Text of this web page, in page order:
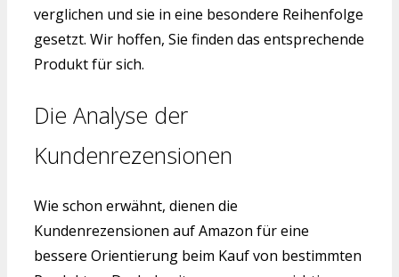
verglichen und sie in eine besondere Reihenfolge
gesetzt. Wir hoffen, Sie finden das entsprechende
Produkt für sich.
Die Analyse der
Kundenrezensionen
Wie schon erwähnt, dienen die
Kundenrezensionen auf Amazon für eine
bessere Orientierung beim Kauf von bestimmten